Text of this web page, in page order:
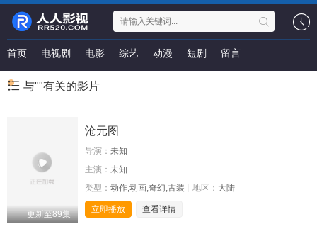
首页 电视剧 电影 综艺 动漫 短剧 留言
与""有关的影片
更新至89集
沧元图
导演： 未知
主演： 未知
类型： 动作,动画,奇幻,古装 地区： 大陆
立即播放 查看详情